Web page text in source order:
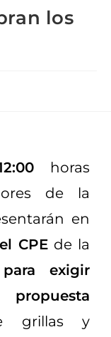
los
horas
de la
en
CPE de la
exigir
grillas y